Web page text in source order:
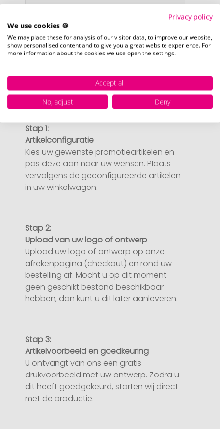
Stap 1:
Artikelconfiguratie
Kies uw gewenste promotieartikelen en
pas deze aan naar uw wensen. Plaats
vervolgens de geconfigureerde artikelen
in uw winkelwagen.
Stap 2:
Upload van uw logo of ontwerp
Upload uw logo of ontwerp op onze
afrekenpagina (checkout) en rond uw
bestelling af. Mocht u op dit moment
geen geschikt bestand beschikbaar
hebben, dan kunt u dit later aanleveren.
Stap 3:
Artikelvoorbeeld en goedkeuring
U ontvangt van ons een gratis
drukvoorbeeld met uw ontwerp. Zodra u
dit heeft goedgekeurd, starten wij direct
met de productie.
Privacy policy
We use cookies 🍪
We may place these for analysis of our visitor data, to improve our website,
show personalised content and to give you a great website experience. For
more information about the cookies we use open the settings.
Accept all
No, adjust
Deny